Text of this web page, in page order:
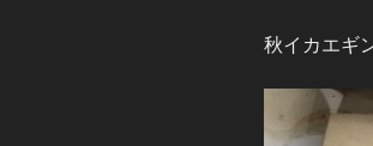
秋イカエギ